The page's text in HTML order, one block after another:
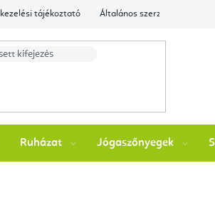
tájékoztató Általános szerződési
Ruházat Jógaszőnyegek